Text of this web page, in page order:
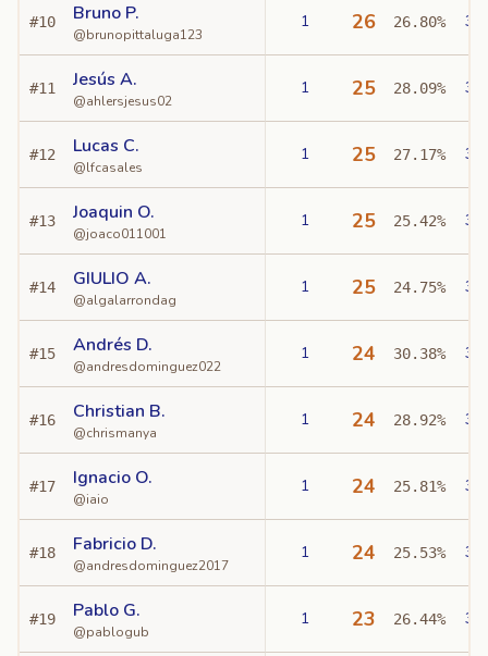
#10 Bruno P.
@brunopittaluga123
1 26 26.80% 3
#11 Jesús A.
@ahlersjesus02
1 25 28.09% 3
#12 Lucas C.
@lfcasales
1 25 27.17% 3
#13 Joaquin O.
@joaco011001
1 25 25.42% 3
#14 GIULIO A.
@algalarrondag
1 25 24.75% 3
#15 Andrés D.
@andresdominguez022
1 24 30.38% 3
#16 Christian B.
@chrismanya
1 24 28.92% 3
#17 Ignacio O.
@iaio
1 24 25.81% 3
#18 Fabricio D.
@andresdominguez2017
1 24 25.53% 3
#19 Pablo G.
@pablogub
1 23 26.44% 3